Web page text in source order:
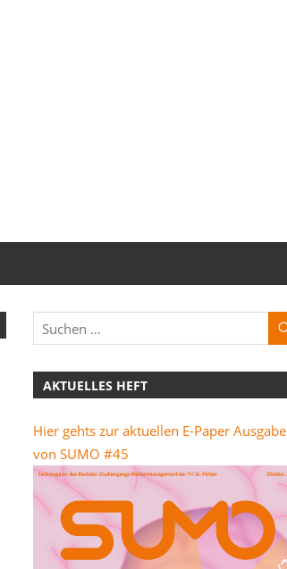
AKTUELLES HEFT
Hier gehts zur aktuellen E-Paper Ausgabe
von SUMO #45